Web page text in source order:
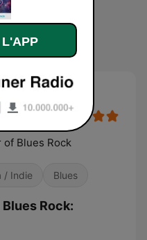
Blues Rock
/ Indie Blues
Rock: